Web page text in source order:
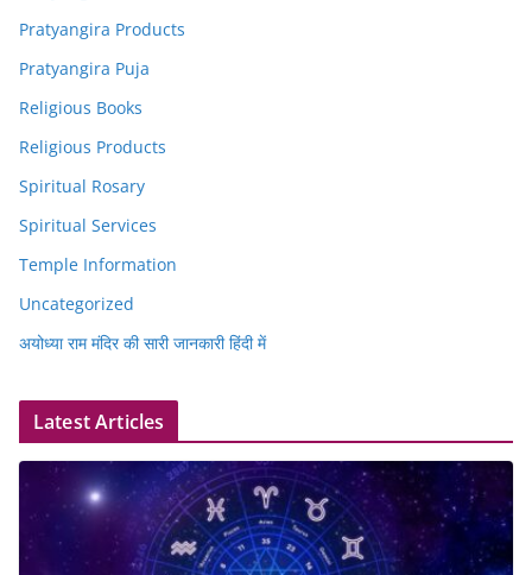
Pratyangira Products
Pratyangira Puja
Religious Books
Religious Products
Spiritual Rosary
Spiritual Services
Temple Information
Uncategorized
अयोध्या राम मंदिर की सारी जानकारी हिंदी में
Latest Articles